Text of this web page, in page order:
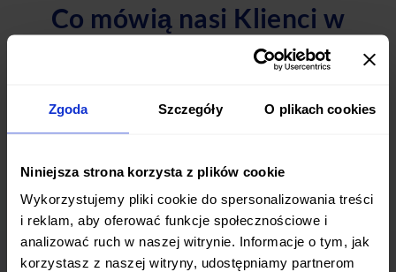
Zgoda Szczegóły O plikach cookies
Niniejsza strona korzysta z plików cookie
Wykorzystujemy pliki cookie do spersonalizowania treści
i reklam, aby oferować funkcje społecznościowe i
analizować ruch w naszej witrynie. Informacje o tym, jak
korzystasz z naszej witryny, udostępniamy partnerom
Co mówią nasi Klienci w
Chorzowie
Sprawdź, dlaczego nasi klienci polecają nasze usługi
"Dzięki AfterFit w Chorzowie mogę wreszcie
cieszyć się zdrowymi posiłkami bez konieczności